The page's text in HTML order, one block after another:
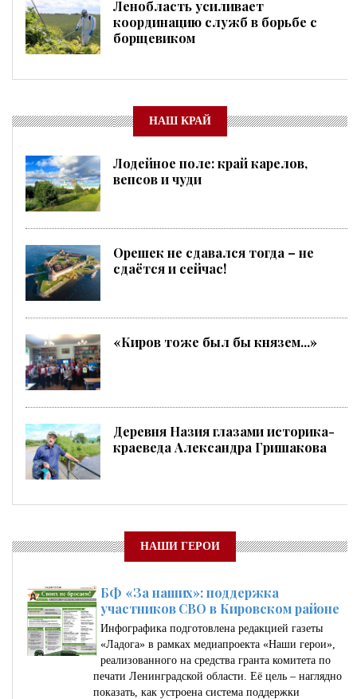
Ленобласть усиливает
координацию служб в борьбе с
борщевиком
НАШ КРАЙ
Лодейное поле: край карелов,
вепсов и чуди
Орешек не сдавался тогда – не
сдаётся и сейчас!
«Киров тоже был бы князем...»
Деревня Назия глазами историка-
краеведа Александра Гришакова
НАШИ ГЕРОИ
БФ «За наших»: поддержка
участников СВО в Кировском районе
Инфографика подготовлена редакцией газеты
«Ладога» в рамках медиапроекта «Наши герои»,
реализованного на средства гранта комитета по
печати Ленинградской области. Её цель – наглядно
показать, как устроена система поддержки